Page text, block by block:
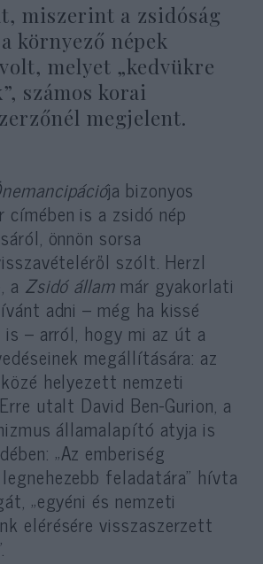
miszerint a zsidóság
környező népek
melyet „kedvükre
számos korai
megjelent.
ja bizonyos
címében is a zsidó nép
önnön sorsa
szólt. Herzl
a Zsidó állam már gyakorlati
adni – még ha kissé
– arról, hogy mi az út a
megállítására: az
helyezett nemzeti
utalt David Ben-Gurion, a
államalapító atyja is
„Az emberiség
feladatára” hívta
„egyéni és nemzeti
elérésére visszaszerzett